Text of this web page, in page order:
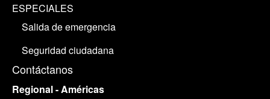
ESPECIALES
Salida de emergencia
Seguridad ciudadana
Contáctanos
Regional - Américas